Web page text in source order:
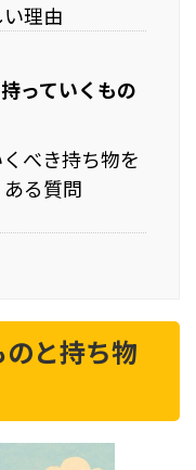
理由
っていくもの
べき持ち物を
る質問
と持ち物